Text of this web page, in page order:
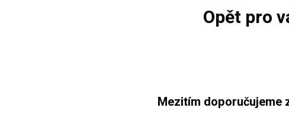
Opět pro
Mezitím doporučujeme